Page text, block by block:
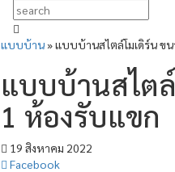
แบบบ้าน»แบบบ้านสไตล์โมเดิร์น ข
แบบบ้านสไต
1 ห้องรับแขก
19 สิงหาคม 2022
Facebook